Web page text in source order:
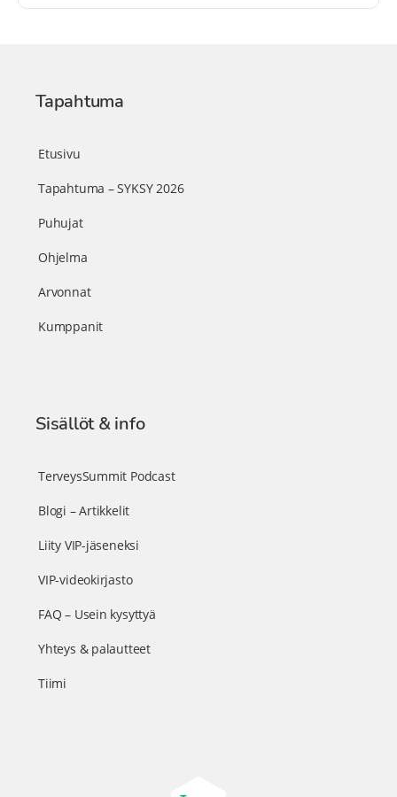
Tapahtuma
Etusivu
Tapahtuma – SYKSY 2026
Puhujat
Ohjelma
Arvonnat
Kumppanit
Sisällöt & info
TerveysSummit Podcast
Blogi – Artikkelit
Liity VIP-jäseneksi
VIP-videokirjasto
FAQ – Usein kysyttyä
Yhteys & palautteet
Tiimi